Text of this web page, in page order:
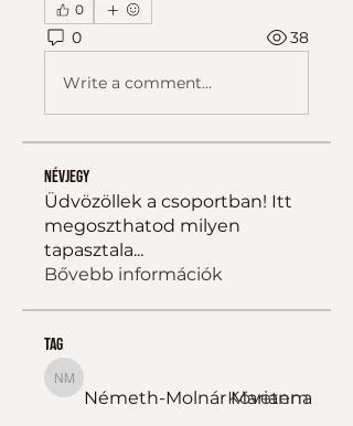
0
0 38
Write a comment...
Névjegy
Üdvözöllek a csoportban! Itt
megoszthatod milyen
tapasztala...
Bővebb információk
tag
Németh-Molnár Marianna
Németh-Molnár Marianna
Követem